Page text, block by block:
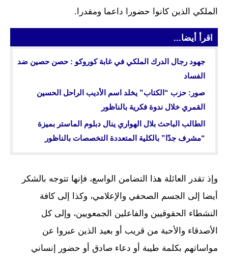
الملكي الذين كانوا حضورا داعما ومقدرا.
اقرأ أيضا...
جهود رجال الدرك الملكي في غابة كوروكو : حصن حصين ضد
الفساد
صور: حزب “الكتاب” يخلد اسم الأديب الراحل الحسين
القمري خلال ندوة فكرية بالناظور
الطالب الباحث بلال الهواري ينال دبلوم الماستر بميزة
“مشرف جدًا” بالكلية المتعددة التخصصات بالناظور
وإذ تقدر العائلة هذا التضامن الواسع، فإنها تتوجه بالشكر
أيضا إلى الجسم الصحفي والإعلامي، وكذا إلى كافة
النشطاء الحقوقيين والفاعلين الجمعويين، وإلى كل
الأصدقاء والأحبة من قريب أو بعيد الذين عبروا عن
مواساتهم بكلمة طيبة أو دعاء صادق أو حضور إنساني